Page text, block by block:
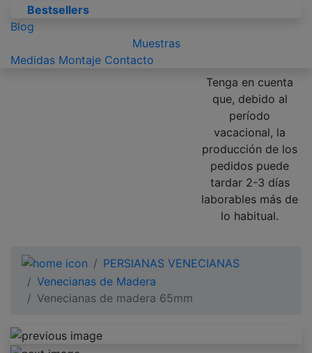
Bestsellers
Blog
Muestras
Medidas Montaje Contacto
Tenga en cuenta
que, debido al
período
vacacional, la
producción de los
pedidos puede
tardar 2-3 días
laborables más de
lo habitual.
PERSIANAS VENECIANAS
Venecianas de Madera
Venecianas de madera 65mm